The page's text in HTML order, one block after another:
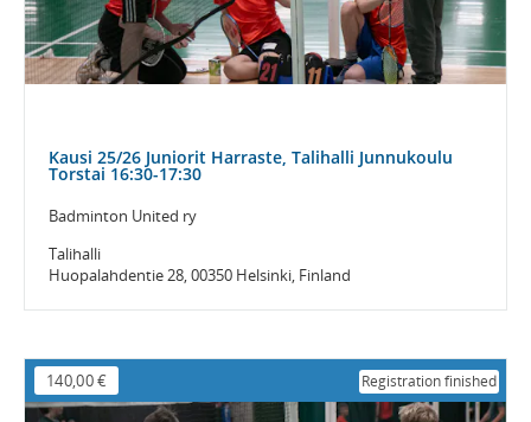
Kausi 25/26 Juniorit Harraste, Talihalli Junnukoulu
Torstai 16:30-17:30
Badminton United ry
Talihalli
Huopalahdentie 28, 00350 Helsinki, Finland
140,00 € Registration finished